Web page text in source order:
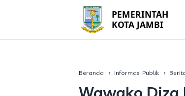
PEMERINTAH
KOTA JAMBI
Beranda Informasi Publik
Wawako Diza